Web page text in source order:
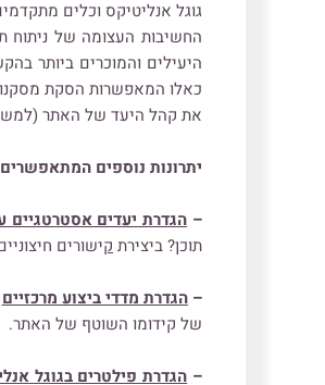
גוגל אנליטיקס וכלים
החשיבות העצומה של ניתוח
היעילים והמוכרים ביותר
כאלו המאפשרות הסקת
את קהל היעד של האתר (למשל
יתרונות נוספים
– הגדרת יעדים אסטרטגיים
תוכן? ביצירת קישורים
–הגדרת מדדי ביצוע מרכזיים
של קידומו השוטף של האתר.
– הגדרת פילטרים בגוגל